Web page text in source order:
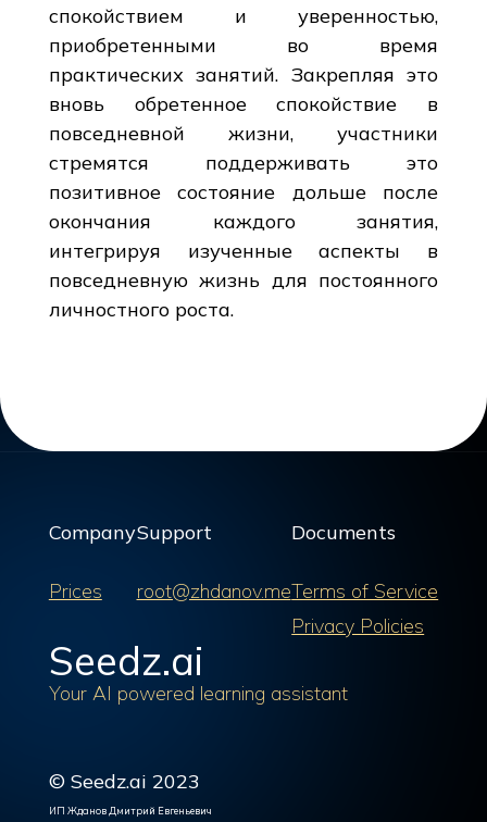
спокойствием и уверенностью,
приобретенными во время
практических занятий. Закрепляя это
вновь обретенное спокойствие в
повседневной жизни, участники
стремятся поддерживать это
позитивное состояние дольше после
окончания каждого занятия,
интегрируя изученные аспекты в
повседневную жизнь для постоянного
личностного роста.
Company
Prices
Support
root@zhdanov.me
Documents
Terms of Service
Privacy Policies
Seedz.ai
Your AI powered learning assistant
© Seedz.ai 2023
ИП Жданов Дмитрий Евгеньевич